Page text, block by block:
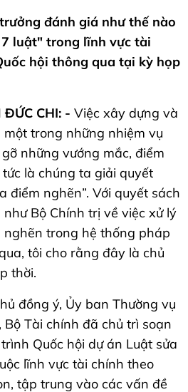
đánh giá như thế nào
luật" trong lĩnh vực tài
hội thông qua tại kỳ họp
ĐỨC CHI: - Việc xây dựng và
trong những nhiệm vụ
những vướng mắc, điểm
là chúng ta giải quyết
điểm nghẽn”. Với quyết sách
Bộ Chính trị về việc xử lý
nghẽn trong hệ thống pháp
tôi cho rằng đây là chủ
thời.
đồng ý, Ủy ban Thường vụ
Tài chính đã chủ trì soạn
Quốc hội dự án Luật sửa
lĩnh vực tài chính theo
tập trung vào các vấn đề